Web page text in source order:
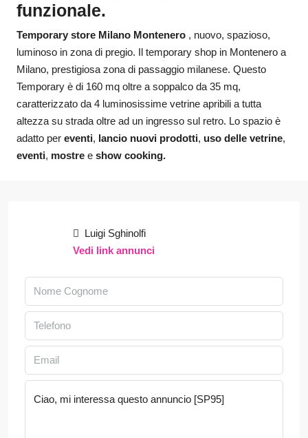
funzionale.
Temporary store Milano Montenero , nuovo, spazioso,
luminoso in zona di pregio. Il temporary shop in Montenero a
Milano, prestigiosa zona di passaggio milanese. Questo
Temporary è di 160 mq oltre a soppalco da 35 mq,
caratterizzato da 4 luminosissime vetrine apribili a tutta
altezza su strada oltre ad un ingresso sul retro. Lo spazio è
adatto per eventi, lancio nuovi prodotti, uso delle vetrine,
eventi, mostre e show cooking.
Luigi Sghinolfi
Vedi link annunci